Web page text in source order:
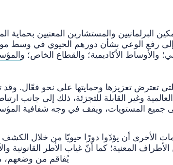
البرلمانيين والمستشارين المعنيين
رفع الوعي بشأن دورهم الحيوي في وسط
تعترض تعزيزها وحمايتها على نحو فعّال. وقد
وغير القابلة للتجزئة، ذلك إلى جانب
جميع المستويات، ويقف في وجه شفافية
الأخرى أن يؤدّوا دورًا حيويّا من خلال
المعنية؛ كما أنّ غياب الأطر القانونية